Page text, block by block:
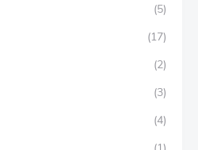
(5)
(17)
(2)
(3)
(4)